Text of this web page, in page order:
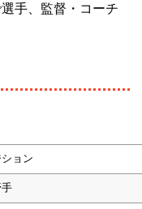
手、監督・コーチ
ョン
手